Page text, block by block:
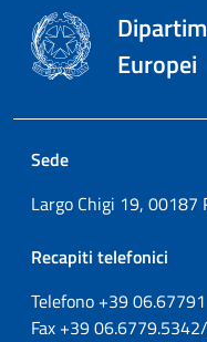
Europei
Sede
Largo Chigi 19, 00187
Recapiti telefonici
Telefono +3906.67791
Fax +39